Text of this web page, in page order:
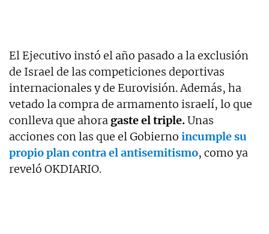
El Ejecutivo instó el año pasado a la exclusión
de Israel de las competiciones deportivas
internacionales y de Eurovisión. Además, ha
vetado la compra de armamento israelí, lo que
conlleva que ahora gaste el triple.Unas
acciones con las que el Gobierno incumple su
propioplan contra el antisemitismo, como ya
reveló OKDIARIO.